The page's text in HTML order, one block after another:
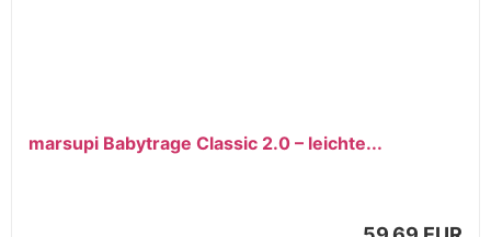
marsupi Babytrage Classic 2.0 – leichte...